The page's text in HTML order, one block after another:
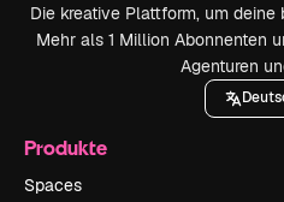
Die kreative Plattform, um
Mehr als 1 Million Abonnenten
Agenturen
Produkte
Spaces